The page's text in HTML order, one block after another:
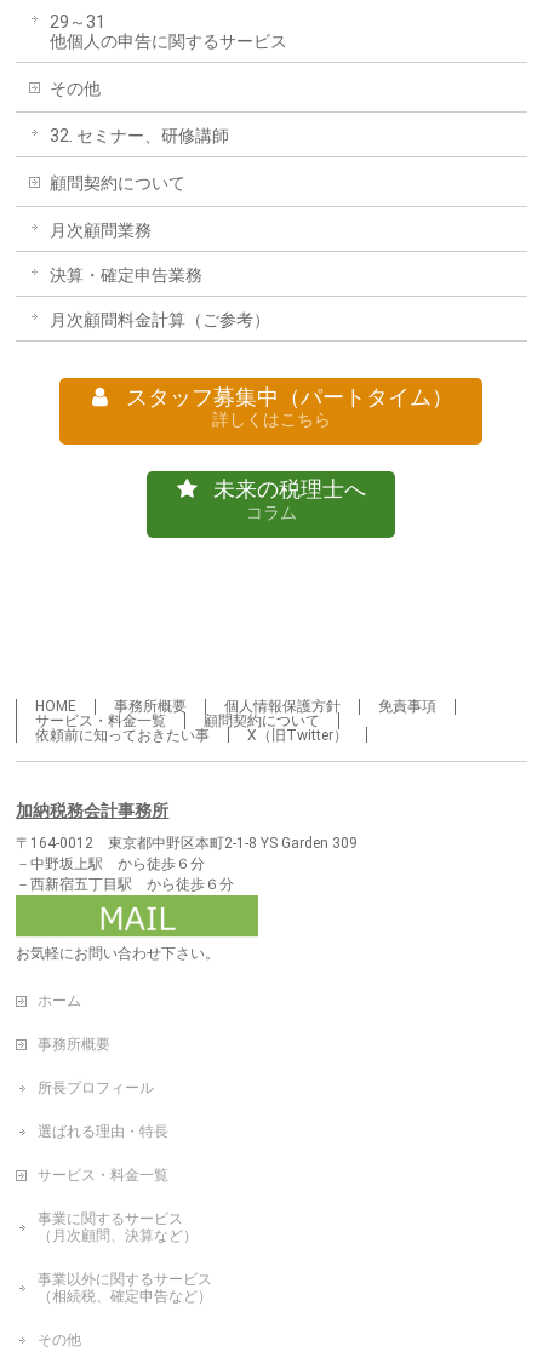
29～31
他個人の申告に関するサービス
その他
32. セミナー、研修講師
顧問契約について
月次顧問業務
決算・確定申告業務
月次顧問料金計算（ご参考）
スタッフ募集中（パートタイム）
詳しくはこちら
未来の税理士へ
コラム
HOME 事務所概要 個人情報保護方針
免責事項
サービス・料金一覧
顧問契約について
依頼前に知っておきたい事
X（旧Twitter）
加納税務会計事務所
〒164-0012 東京都中野区本町2-1-8 YS Garden 309
－中野坂上駅 から徒歩６分
－西新宿五丁目駅 から徒歩６分
お気軽にお問い合わせ下さい。
ホーム
事務所概要
所長プロフィール
選ばれる理由・特長
サービス・料金一覧
事業に関するサービス
（月次顧問、決算など）
事業以外に関するサービス
（相続税、確定申告など）
その他